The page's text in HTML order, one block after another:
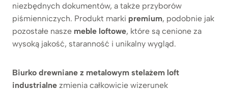
niezbędnych dokumentów, a także przyborów
piśmienniczych. Produkt marki premium, podobnie jak
pozostałe nasze meble loftowe, które są cenione za
wysoką jakość, staranność i unikalny wygląd.
Biurko drewniane z metalowym stelażem loft
industrialne zmienia całkowicie wizerunek